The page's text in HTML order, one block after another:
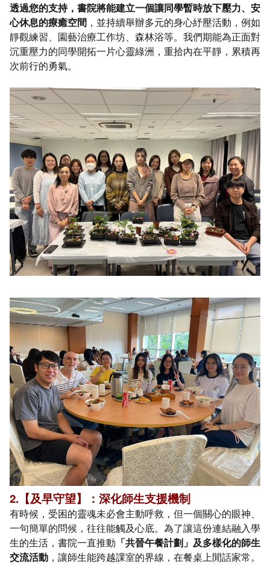
透過您的支持，書院將能建立一個讓同學暫時放下壓力、安
心休息的療癒空間 ，並持續舉辦多元的身心紓壓活動，例如
靜觀練習、園藝治療工作坊、森林浴等。我們期能為正面對
沉重壓力的同學開拓一片心靈綠洲，重拾內在平靜，累積再
次前行的勇氣。
2.【及早守望】：深化師生支援機制
有時候，受困的靈魂未必會主動呼救，但一個關心的眼神、
一句簡單的問候，往往能觸及心底。為了讓這份連結融入學
生的生活，書院一直推動 「共晉午餐計劃」及多樣化的師生
交流活動 ，讓師生能跨越課室的界線，在餐桌上閒話家常。